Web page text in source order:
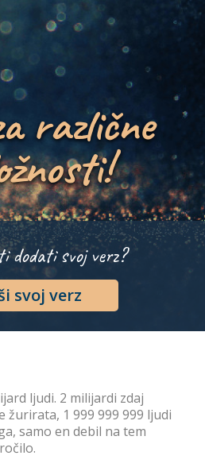
različne
dodati svoj verz?
svoj verz
ljudi. 2 milijardi zdaj
žurirata, 1 999 999 999 ljudi
samo en debil na tem